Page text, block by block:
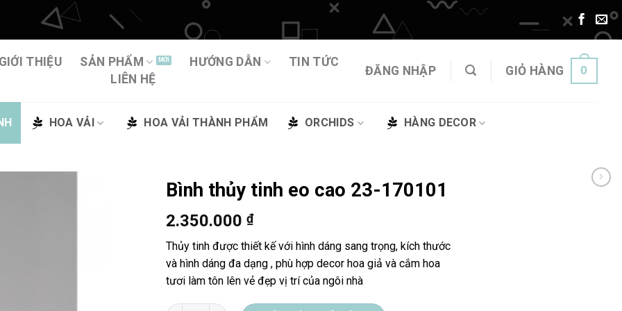
GIỚI THIỆU SẢN PHẨM HƯỚNG DẪN
TIN TỨC
LIÊN HỆ
ĐĂNG NHẬP GIỎ HÀNG 0
HOA VẢI HOA VẢI THÀNH PHẨM ORCHIDS HÀNG DECOR
Bình thủy tinh eo cao 23-170101
2.350.000 ₫
Thủy tinh được thiết kế với hình dáng sang trọng, kích thước
và hình dáng đa dạng , phù hợp decor hoa giả và cắm hoa
tươi làm tôn lên vẻ đẹp vị trí của ngôi nhà